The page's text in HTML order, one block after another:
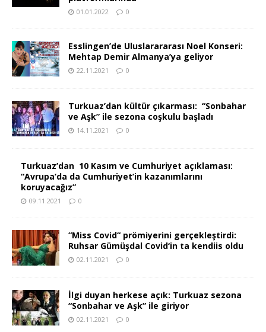
01.01.2022 0
Esslingen’de Uluslarararası Noel Konseri:
Mehtap Demir Almanya’ya geliyor
22.11.2021 0
Turkuaz’dan kültür çıkarması: “Sonbahar
ve Aşk” ile sezona coşkulu başladı
14.11.2021 0
Turkuaz’dan 10 Kasım ve Cumhuriyet açıklaması:
“Avrupa’da da Cumhuriyet’in kazanımlarını
koruyacağız”
09.11.2021 0
“Miss Covid“ prömiyerini gerçekleştirdi:
Ruhsar Gümüşdal Covid‘in ta kendiis oldu
02.11.2021 0
İlgi duyan herkese açık: Turkuaz sezona
“Sonbahar ve Aşk” ile giriyor
02.11.2021 0